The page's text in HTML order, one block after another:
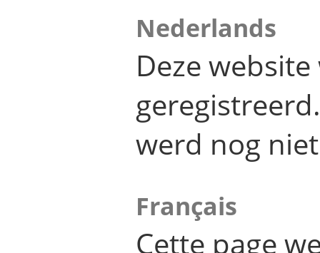
Nederlands
Deze
werd nog
Français
Cette page